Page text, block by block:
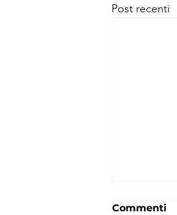
Post recenti
Commenti